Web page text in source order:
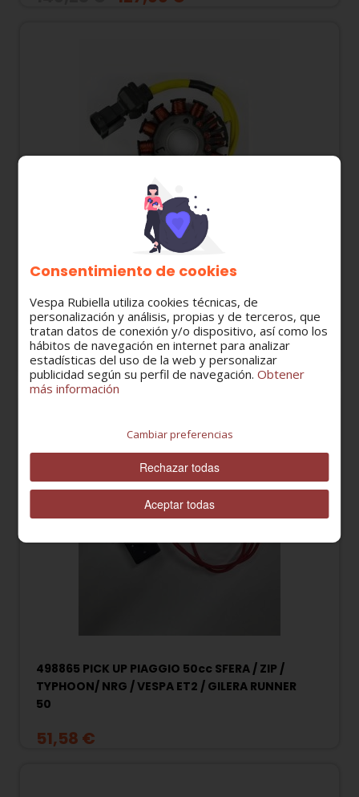
639727 STATOR PIAGGIO 125 E3 BEVERLY / X7 /
X8 / X EVO / VESPA GT 200 / GTS 125 E3 /
RUNNER 125
73,89 €
498865 PICK UP PIAGGIO 50cc SFERA / ZIP /
TYPHOON/ NRG / VESPA ET2 / GILERA RUNNER
50
51,58 €
Consentimiento de cookies
Vespa Rubiella utiliza cookies técnicas, de
personalización y análisis, propias y de terceros, que
tratan datos de conexión y/o dispositivo, así como los
hábitos de navegación en internet para analizar
estadísticas del uso de la web y personalizar
publicidad según su perfil de navegación.Obtener
más información
Cambiar preferencias
Rechazar todas
Aceptar todas